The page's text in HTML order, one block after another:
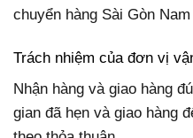
chuyển hàng Sài Gòn
Trách nhiệm của đơn vị
Nhận hàng và giao hàng
gian đã hẹn và giao hàng